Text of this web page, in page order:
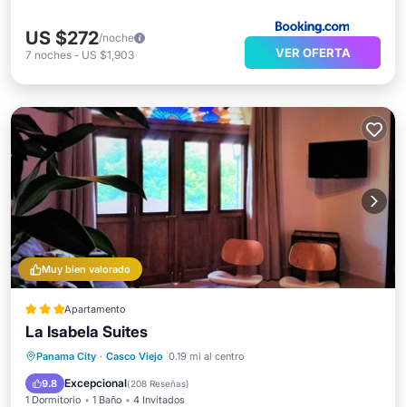
US $272/noche
7 noches - US $1,903 VER OFERTA
Muy bien valorado
Apartamento
La Isabela Suites
Panama City · Casco Viejo 0.19 mi al centro
9.8 Excepcional(208 Reseñas)
1 Dormitorio 1 Baño 4 Invitados
Aparcamiento
Balcón/Terraza
Cocina
Aire acondicionado